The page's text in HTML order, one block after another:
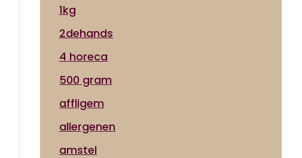
1kg
2dehands
4 horeca
500 gram
affligem
allergenen
amstel